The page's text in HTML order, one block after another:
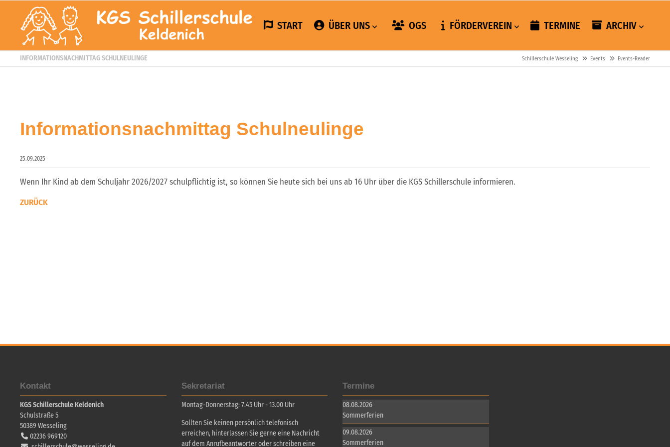
START ÜBER UNS OGS FÖRDERVEREIN TERMINE ARCHIV
INFORMATIONSNACHMITTAG SCHULNEULINGE Schillerschule Wesseling Events Events-Reader
Informationsnachmittag Schulneulinge
25.09.2025
Wenn Ihr Kind ab dem Schuljahr 2026/2027 schulpflichtig ist, so können Sie heute sich bei uns ab 16 Uhr über die KGS Schillerschule informieren.
ZURÜCK
Kontakt
KGS Schillerschule Keldenich
Schulstraße 5
50389 Wesseling
02236 969120
Sekretariat
Montag-Donnerstag: 7.45 Uhr - 13.00 Uhr
Sollten Sie keinen persönlich telefonisch
erreichen, hinterlassen Sie gerne eine Nachricht
auf dem Anrufbeantworter oder schreiben eine
Termine
08.08.2026
Sommerferien
09.08.2026
Sommerferien